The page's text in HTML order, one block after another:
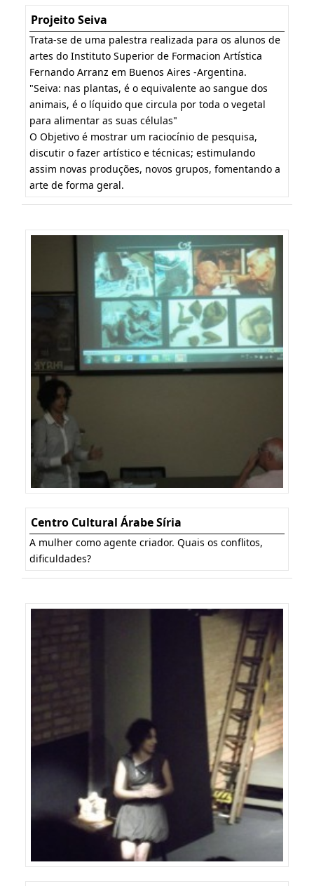
Projeito Seiva
Trata-se de uma palestra realizada para os alunos de
artes do Instituto Superior de Formacion Artística
Fernando Arranz em Buenos Aires -Argentina.
"Seiva: nas plantas, é o equivalente ao sangue dos
animais, é o líquido que circula por toda o vegetal
para alimentar as suas células"
O Objetivo é mostrar um raciocínio de pesquisa,
discutir o fazer artístico e técnicas; estimulando
assim novas produções, novos grupos, fomentando a
arte de forma geral.
Centro Cultural Árabe Síria
A mulher como agente criador. Quais os conflitos,
dificuldades?